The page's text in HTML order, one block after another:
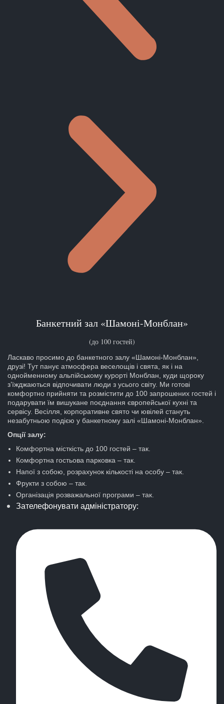
Банкетний зал «Шамоні-Монблан»
(до 100 гостей)
Ласкаво просимо до банкетного залу «Шамоні-Монблан»,
друзі! Тут панує атмосфера веселощів і свята, як і на
однойменному альпійському курорті Монблан, куди щороку
з’їжджаються відпочивати люди з усього світу. Ми готові
комфортно прийняти та розмістити до 100 запрошених гостей і
подарувати їм вишукане поєднання європейської кухні та
сервісу. Весілля, корпоративне свято чи ювілей стануть
незабутньою подією у банкетному залі «Шамоні-Монблан».
Опції залу:
Комфортна місткість до 100 гостей – так.
Комфортна гостьова парковка – так.
Напої з собою, розрахунок кількості на особу – так.
Фрукти з собою – так.
Організація розважальної програми – так.
Зателефонувати адміністратору: